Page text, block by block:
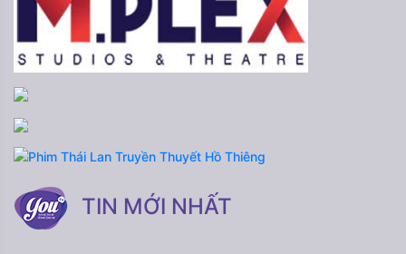
TIN MỚI NHẤT